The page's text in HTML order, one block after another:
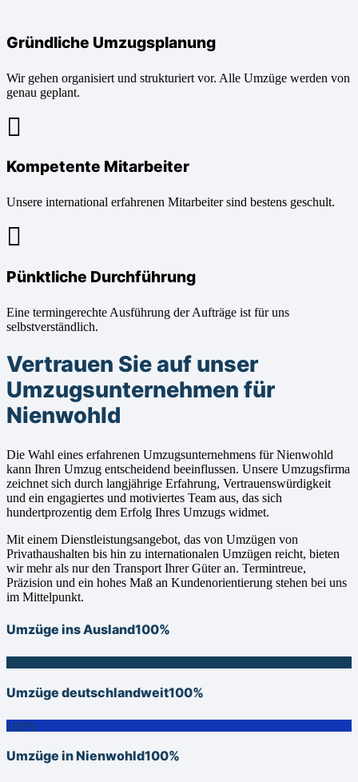
Gründliche Umzugsplanung
Wir gehen organisiert und strukturiert vor. Alle Umzüge werden von
genau geplant.
Kompetente Mitarbeiter
Unsere international erfahrenen Mitarbeiter sind bestens geschult.
Pünktliche Durchführung
Eine termingerechte Ausführung der Aufträge ist für uns
selbstverständlich.
Vertrauen Sie auf unser
Umzugsunternehmen für
Nienwohld
Die Wahl eines erfahrenen Umzugsunternehmens für Nienwohld
kann Ihren Umzug entscheidend beeinflussen. Unsere Umzugsfirma
zeichnet sich durch langjährige Erfahrung, Vertrauenswürdigkeit
und ein engagiertes und motiviertes Team aus, das sich
hundertprozentig dem Erfolg Ihres Umzugs widmet.
Mit einem Dienstleistungsangebot, das von Umzügen von
Privathaushalten bis hin zu internationalen Umzügen reicht, bieten
wir mehr als nur den Transport Ihrer Güter an. Termintreue,
Präzision und ein hohes Maß an Kundenorientierung stehen bei uns
im Mittelpunkt.
Umzüge ins Ausland100%
Umzüge deutschlandweit100%
100%
Umzüge in Nienwohld100%